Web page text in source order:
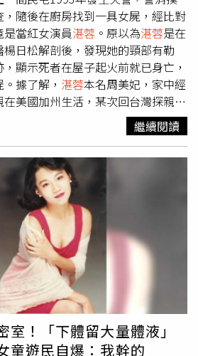
隨後在廚房找到一具女屍，經比對
當紅女演員湛蓉 。原以為湛蓉是在
日松解剖後，發現她的頸部有勒
顯示死者在屋子起火前就已身亡，
據了解， 湛蓉本名周美妃，家中經
美國加州生活，某次回台灣探親時
入演藝圈發展，靠著亮眼外型和與
紅，曾參演多部電視劇，包含《今
來按鈴》、《江湖再見》、《京城
》、《雨中的彩虹》等戲。案發現場
到焦黑。案發當天，《雨中的彩虹》
而劇組人員左等右等，就是等不到
方故意耍大牌，孰料不久後就接到警
經身亡，當場感到錯愕不已。據悉，
內湖一棟民宅發生火警，趕到現場灌
後門都被反鎖，只能破窗進入。沒想
場，除了在地板發現汽油痕跡，隨後
案發第一時間，警方原本懷疑
火，但隨著驗屍報告出爐，法醫不
灰，還在頸部發現勒痕，頭部也有
繼續閱讀
室！「下體留大量體液」
遊民自爆：我幹的